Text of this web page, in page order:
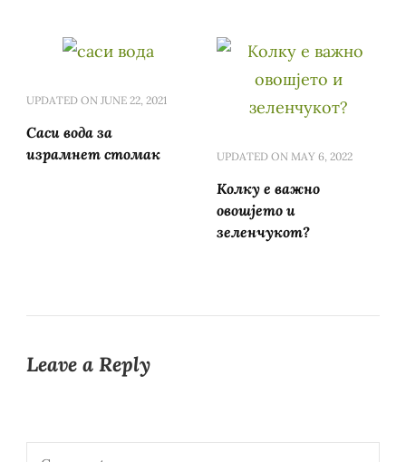
UPDATED ON JUNE 22, 2021
Саси вода за
израмнет стомак
UPDATED ON MAY 6, 2022
Колку е важно
овошјето и
зеленчукот?
Leave a Reply